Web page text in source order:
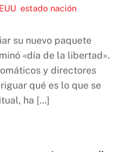
,estado nación
su nuevo paquete
«día de la libertad».
y directores
qué es lo que se
ha […]